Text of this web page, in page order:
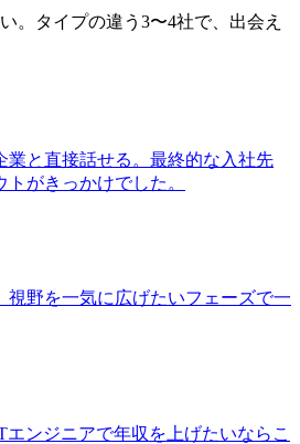
。タイプの違う 3〜4社で、出会え
業と直接話せる。最終的な入社先
がきっかけでした。
視野を一気に広げたいフェーズで一
ンジニアで年収を上げたいならこ